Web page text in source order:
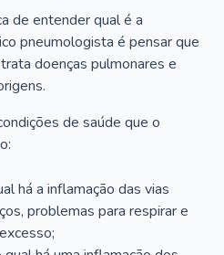
de entender qual é a
pneumologista é pensar que
doenças pulmonares e
de saúde que o
há a inflamação das vias
problemas para respirar e